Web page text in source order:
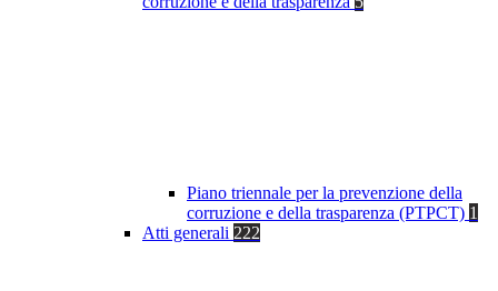
Piano triennale per la prevenzione della
corruzione e della trasparenza (PTPCT) 1
Atti generali 222